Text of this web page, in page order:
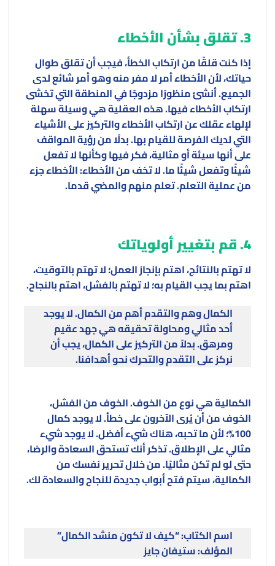
3. تقلق بشأن الأخطاء
إذا كنت قلقًا من ارتكاب الخطأ، فيجب أن تقلق طوال
حياتك، لأن الأخطاء أمر لا مفر منه وهو أمر شائع لدى
الجميع. أنشئ منظورًا مزدوجًا في المنطقة التي تخشى
ارتكاب الأخطاء فيها. هذه العقلية هي وسيلة سهلة
لإلهاء عقلك عن ارتكاب الأخطاء والتركيز على الأشياء
التي لديك الفرصة للقيام بها. بدلًا من رؤية المواقف
على أنها سيئة أو مثالية، فكر فيها وكأنها لا تفعل
شيئًا وتفعل شيئًا ما. لا تخف من الأخطاء: الأخطاء جزء
من عملية التعلم. تعلم منهم والمضي قدما.
4. قم بتغيير أولوياتك
لا تهتم بالنتائج، اهتم بإنجاز العمل؛ لا تهتم بالتوقيت،
اهتم بما يجب القيام به؛ لا تهتم بالفشل، اهتم بالنجاح.
الكمال وهم والتقدم أهم من الكمال. لا يوجد
أحد مثالي ومحاولة تحقيقه هي جهد عقيم
ومرهق. بدلاً من التركيز على الكمال، يجب أن
نركز على التقدم والتحرك نحو أهدافنا.
الكمالية هي نوع من الخوف. الخوف من الفشل،
الخوف من أن يُرى الآخرون على خطأ. لا يوجد كمال
100%؛ لأن ما تحبه، هناك شيء أفضل. لا يوجد شيء
مثالي على الإطلاق. تذكر أنك تستحق السعادة والرضا،
حتى لو لم تكن مثاليًا. من خلال تحرير نفسك من
الكمالية، سيتم فتح أبواب جديدة للنجاح والسعادة لك.
اسم الكتاب: “كيف لا تكون منشد الكمال”
المؤلف: ستيفان جايز